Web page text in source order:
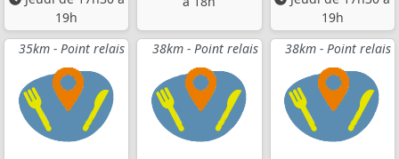
19h
19h
35km - Point relais
38km - Point relais 38km - Point relais